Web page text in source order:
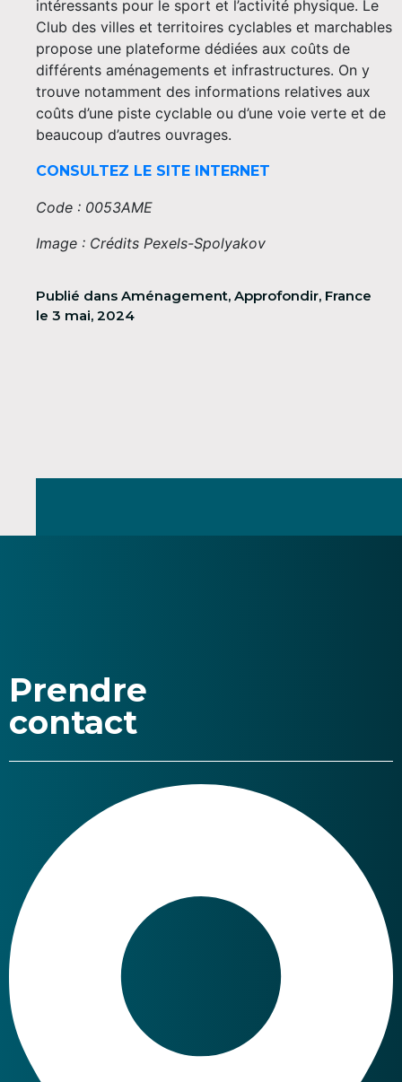
intéressants pour le sport et l’activité physique. Le
Club des villes et territoires cyclables et marchables
propose une plateforme dédiées aux coûts de
différents aménagements et infrastructures. On y
trouve notamment des informations relatives aux
coûts d’une piste cyclable ou d’une voie verte et de
beaucoup d’autres ouvrages.
CONSULTEZ LE SITE INTERNET
Code : 0053AME
Image : Crédits Pexels-Spolyakov
Publié dans Aménagement, Approfondir, France
le 3 mai, 2024
Prendre
contact